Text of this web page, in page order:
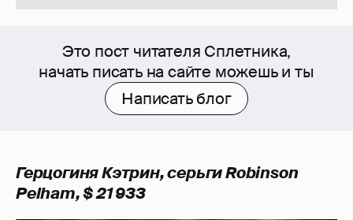
Это пост читателя Сплетника,
начать писать на сайте можешь и ты
Написать блог
Герцогиня Кэтрин, серьги Robinson
Pelham, $ 21 933